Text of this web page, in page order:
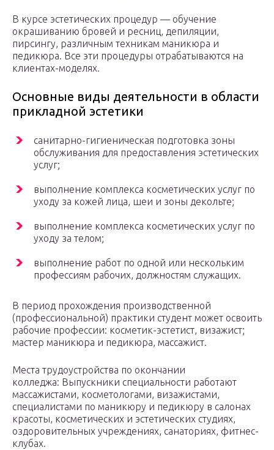
В курсе эстетических процедур — обучение
окрашиванию бровей и ресниц, депиляции,
пирсингу, различным техникам маникюра и
педикюра. Все эти процедуры отрабатываются на
клиентах-моделях.
Основные виды деятельности в области
прикладной эстетики
санитарно-гигиеническая подготовка зоны
обслуживания для предоставления эстетических
услуг;
выполнение комплекса косметических услуг по
уходу за кожей лица, шеи и зоны декольте;
выполнение комплекса косметических услуг по
уходу за телом;
выполнение работ по одной или нескольким
профессиям рабочих, должностям служащих.
В период прохождения производственной
(профессиональной) практики студент может освоить
рабочие профессии: косметик-эстетист, визажист;
мастер маникюра и педикюра, массажист.
Места трудоустройства по окончании
колледжа: Выпускники специальности работают
массажистами, косметологами, визажистами,
специалистами по маникюру и педикюру в салонах
красоты, косметических и эстетических студиях,
оздоровительных учреждениях, санаториях, фитнес-
клубах.